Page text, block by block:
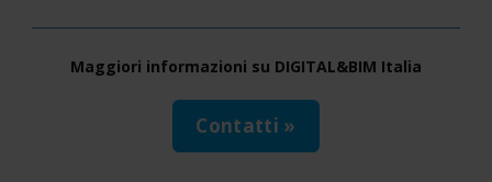
Maggiori informazioni su DIGITAL&BIM Italia
Contatti »